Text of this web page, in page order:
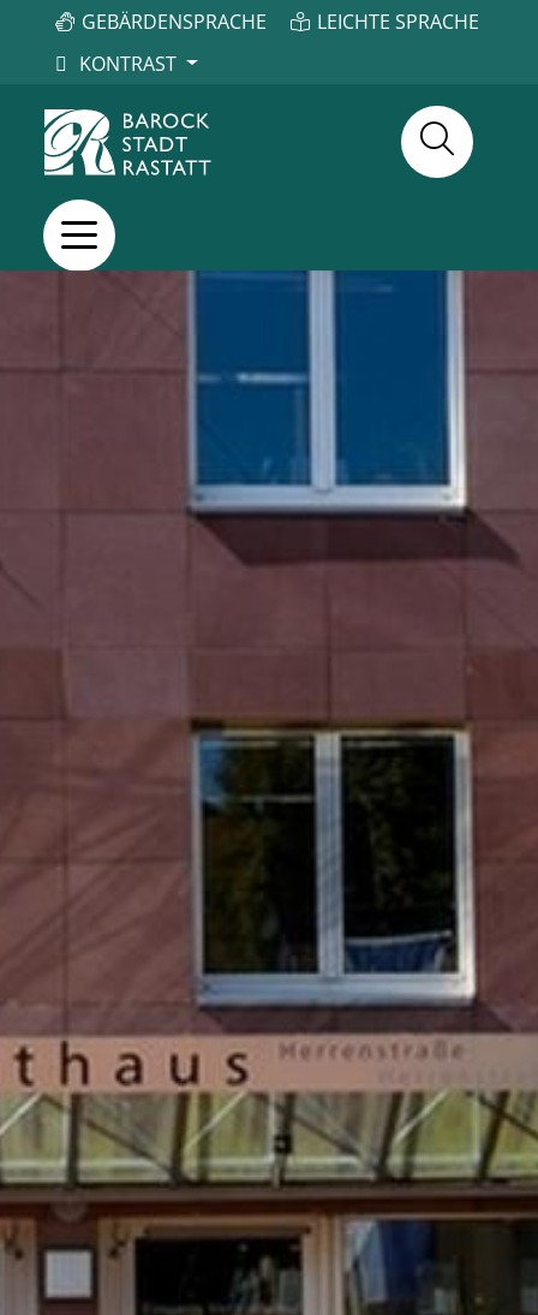
GEBÄRDENSPRACHE
LEICHTE SPRACHE
KONTRAST